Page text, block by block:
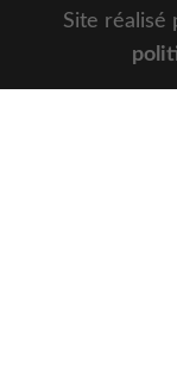
Site réalisé